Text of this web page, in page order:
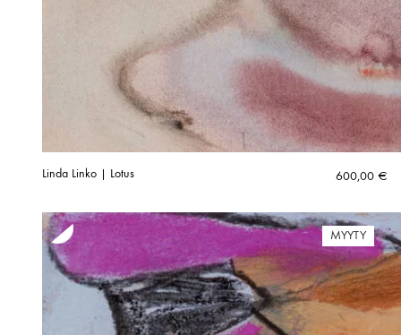
Linda Linko | Lotus 600,00 €
MYYTY